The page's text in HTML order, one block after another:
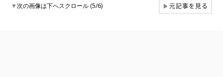
▼次の画像は下へスクロール (5/6) ▶元記事を見る